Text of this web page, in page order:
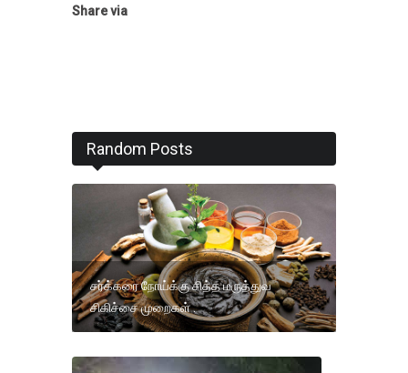
Share via
Random Posts
சர்க்கரை நோய்க்கு சித்த மருத்துவ
சிகிச்சை முறைகள் .